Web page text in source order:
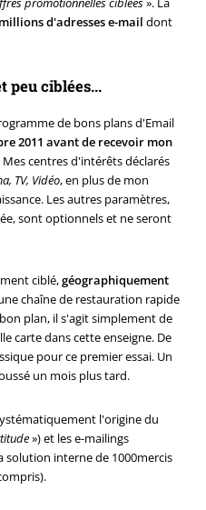
d'adresses e-mail dont
peu ciblées...
de bons plans d'Email
2011 avant de recevoir mon
centres d'intérêts déclarés
TV, Vidéo, en plus de mon
Les autres paramètres,
sont optionnels et ne seront
ciblé,géographiquement
chaîne de restauration rapide
plan, il s'agit simplement de
carte dans cette enseigne. De
pour ce premier essai. Un
un mois plus tard.
l'origine du
») et les e-mailings
interne de 1000mercis